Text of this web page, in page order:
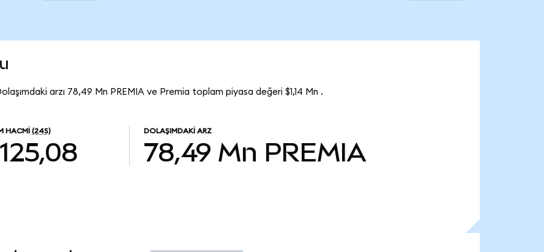
arzı 78,49 Mn PREMIA ve Premia toplam piyasa değeri $1,14 Mn .
HACMI (24S) DOLAŞIMDAKI ARZ
78,49 Mn PREMIA